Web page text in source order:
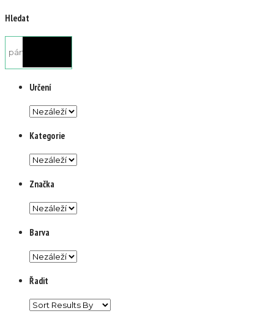
Hledat
Určení
Kategorie
Značka
Barva
Řadit